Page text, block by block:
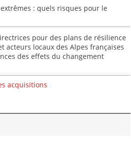
: quels risques pour le
pour des plans de résilience
acteurs locaux des Alpes françaises
des effets du changement
acquisitions